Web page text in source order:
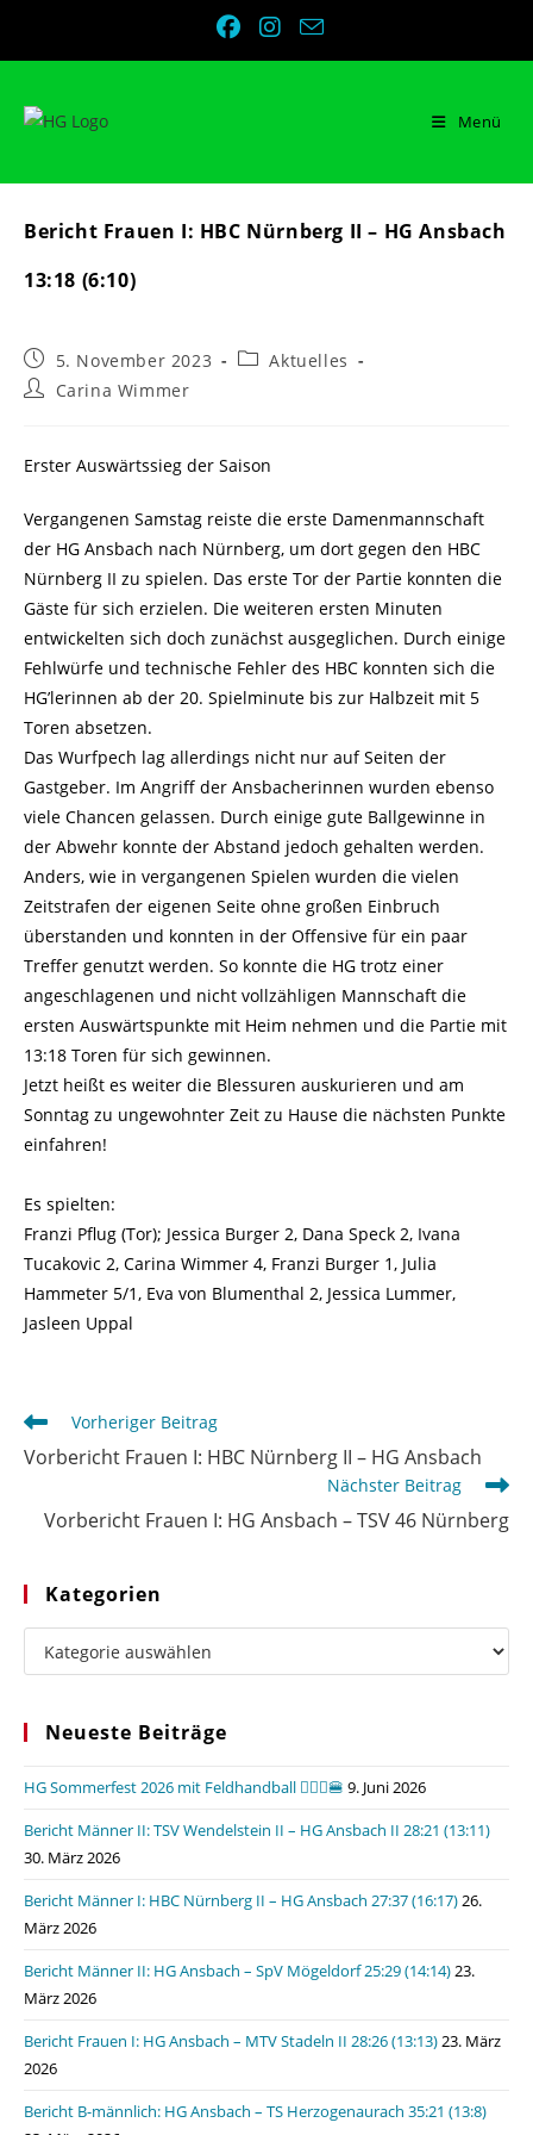
Menü
Bericht Frauen I: HBC Nürnberg II – HG Ansbach
13:18 (6:10)
Beitrag
veröffentlicht:
5. November 2023
Beitrags-
Aktuelles
Beitrags-
Carina Wimmer
Erster Auswärtssieg der Saison
Vergangenen Samstag reiste die erste Damenmannschaft
der HG Ansbach nach Nürnberg, um dort gegen den HBC
Nürnberg II zu spielen. Das erste Tor der Partie konnten die
Gäste für sich erzielen. Die weiteren ersten Minuten
entwickelten sich doch zunächst ausgeglichen. Durch einige
Fehlwürfe und technische Fehler des HBC konnten sich die
HG’lerinnen ab der 20. Spielminute bis zur Halbzeit mit 5
Toren absetzen.
Das Wurfpech lag allerdings nicht nur auf Seiten der
Gastgeber. Im Angriff der Ansbacherinnen wurden ebenso
viele Chancen gelassen. Durch einige gute Ballgewinne in
der Abwehr konnte der Abstand jedoch gehalten werden.
Anders, wie in vergangenen Spielen wurden die vielen
Zeitstrafen der eigenen Seite ohne großen Einbruch
überstanden und konnten in der Offensive für ein paar
Treffer genutzt werden. So konnte die HG trotz einer
angeschlagenen und nicht vollzähligen Mannschaft die
ersten Auswärtspunkte mit Heim nehmen und die Partie mit
13:18 Toren für sich gewinnen.
Jetzt heißt es weiter die Blessuren auskurieren und am
Sonntag zu ungewohnter Zeit zu Hause die nächsten Punkte
einfahren!
Es spielten:
Franzi Pflug (Tor); Jessica Burger 2, Dana Speck 2, Ivana
Tucakovic 2, Carina Wimmer 4, Franzi Burger 1, Julia
Hammeter 5/1, Eva von Blumenthal 2, Jessica Lummer,
Jasleen Uppal
Weitere
Artikel
ansehen
Vorheriger Beitrag
Vorbericht Frauen I: HBC Nürnberg II – HG Ansbach
Nächster Beitrag
Vorbericht Frauen I: HG Ansbach – TSV 46 Nürnberg
Kategorien
Kategorien
Neueste Beiträge
HG Sommerfest 2026 mit Feldhandball 🤾🏼‍♂️🍔 9. Juni 2026
Bericht Männer II: TSV Wendelstein II – HG Ansbach II 28:21 (13:11)
30. März 2026
Bericht Männer I: HBC Nürnberg II – HG Ansbach 27:37 (16:17)26.
März 2026
Bericht Männer II: HG Ansbach – SpV Mögeldorf 25:29 (14:14)23.
März 2026
Bericht Frauen I: HG Ansbach – MTV Stadeln II 28:26 (13:13)23. März
2026
Bericht B-männlich: HG Ansbach – TS Herzogenaurach 35:21 (13:8)